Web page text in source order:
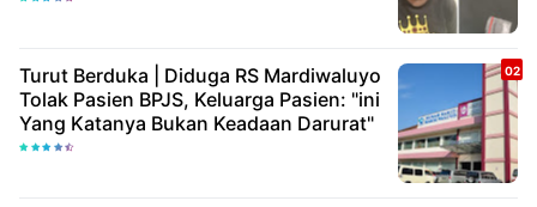
Turut Berduka | Diduga RS Mardiwaluyo
Tolak Pasien BPJS, Keluarga Pasien: "ini
Yang Katanya Bukan Keadaan Darurat"